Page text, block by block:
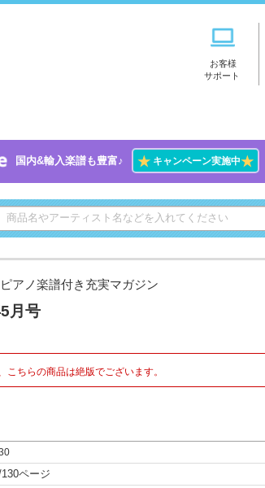
お客様
サポート
国内&輸入楽譜も豊富♪ ★キャンペーン実施中★
アノ楽譜付き充実マガジン
月号
ちらの商品は絶版でございます。
ページ